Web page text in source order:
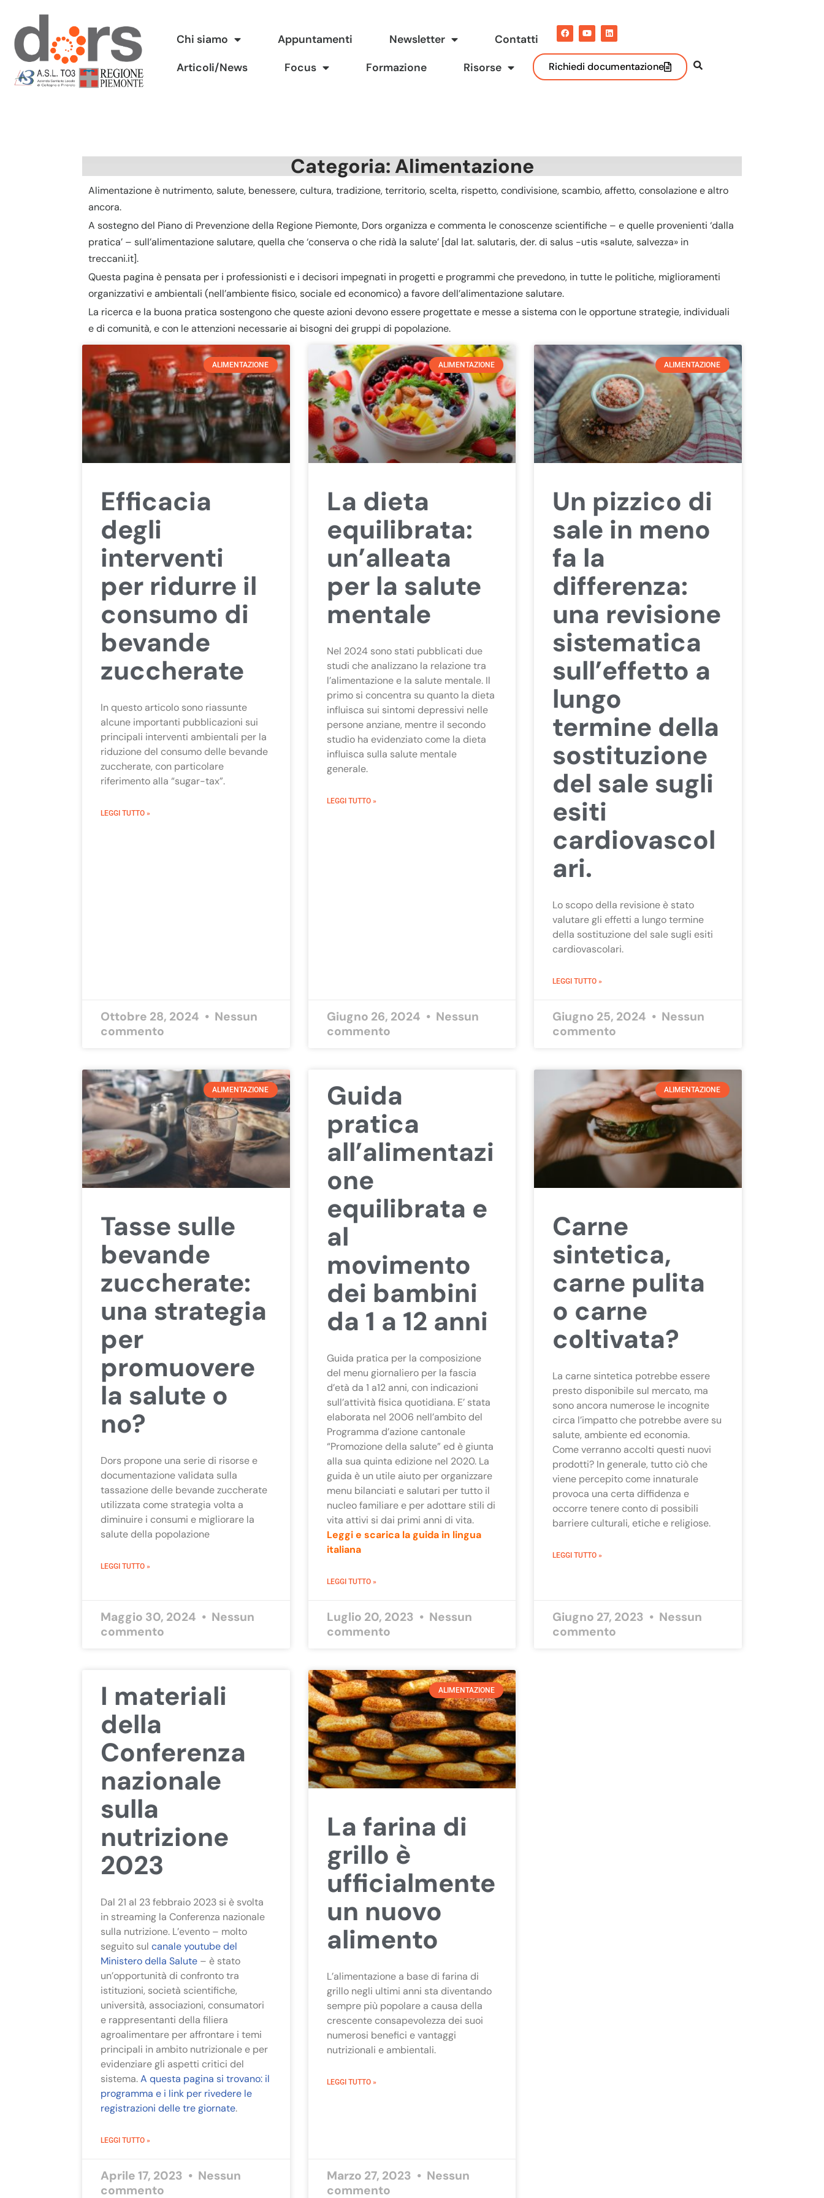
Vai
al
contenuto
Chi siamo Appuntamenti Newsletter Contatti
Articoli/News Focus Formazione Risorse Richiedi documentazione
Categoria: Alimentazione
Alimentazione è nutrimento, salute, benessere, cultura, tradizione, territorio, scelta, rispetto, condivisione, scambio, affetto, consolazione e altro
ancora.
A sostegno del Piano di Prevenzione della Regione Piemonte, Dors organizza e commenta le conoscenze scientifiche – e quelle provenienti ‘dalla
pratica’ – sull’alimentazione salutare, quella che ‘conserva o che ridà la salute’ [dal lat. salutaris, der. di salus -utis «salute, salvezza» in
treccani.it].
Questa pagina è pensata per i professionisti e i decisori impegnati in progetti e programmi che prevedono, in tutte le politiche, miglioramenti
organizzativi e ambientali (nell’ambiente fisico, sociale ed economico) a favore dell’alimentazione salutare.
La ricerca e la buona pratica sostengono che queste azioni devono essere progettate e messe a sistema con le opportune strategie, individuali
e di comunità, e con le attenzioni necessarie ai bisogni dei gruppi di popolazione.
ALIMENTAZIONE
Efficacia
degli
interventi
per ridurre il
consumo di
bevande
zuccherate
In questo articolo sono riassunte
alcune importanti pubblicazioni sui
principali interventi ambientali per la
riduzione del consumo delle bevande
zuccherate, con particolare
riferimento alla “sugar-tax”.
LEGGI TUTTO »
Ottobre 28, 2024
Nessun
commento
ALIMENTAZIONE
La dieta
equilibrata:
un’alleata
per la salute
mentale
Nel 2024 sono stati pubblicati due
studi che analizzano la relazione tra
l’alimentazione e la salute mentale. Il
primo si concentra su quanto la dieta
influisca sui sintomi depressivi nelle
persone anziane, mentre il secondo
studio ha evidenziato come la dieta
influisca sulla salute mentale
generale.
LEGGI TUTTO »
Giugno 26, 2024
Nessun
commento
ALIMENTAZIONE
Un pizzico di
sale in meno
fa la
differenza:
una revisione
sistematica
sull’effetto a
lungo
termine della
sostituzione
del sale sugli
esiti
cardiovascol
ari.
Lo scopo della revisione è stato
valutare gli effetti a lungo termine
della sostituzione del sale sugli esiti
cardiovascolari.
LEGGI TUTTO »
Giugno 25, 2024
Nessun
commento
ALIMENTAZIONE
Tasse sulle
bevande
zuccherate:
una strategia
per
promuovere
la salute o
no?
Dors propone una serie di risorse e
documentazione validata sulla
tassazione delle bevande zuccherate
utilizzata come strategia volta a
diminuire i consumi e migliorare la
salute della popolazione
LEGGI TUTTO »
Maggio 30, 2024
Nessun
commento
Guida
pratica
all’alimentazi
one
equilibrata e
al
movimento
dei bambini
da 1 a 12 anni
Guida pratica per la composizione
del menu giornaliero per la fascia
d’età da 1 a12 anni, con indicazioni
sull’attività fisica quotidiana. E’ stata
elaborata nel 2006 nell’ambito del
Programma d’azione cantonale
“Promozione della salute” ed è giunta
alla sua quinta edizione nel 2020. La
guida è un utile aiuto per organizzare
menu bilanciati e salutari per tutto il
nucleo familiare e per adottare stili di
vita attivi si dai primi anni di vita.
Leggi e scarica la guida in lingua
italiana
LEGGI TUTTO »
Luglio 20, 2023
Nessun
commento
ALIMENTAZIONE
Carne
sintetica,
carne pulita
o carne
coltivata?
La carne sintetica potrebbe essere
presto disponibile sul mercato, ma
sono ancora numerose le incognite
circa l’impatto che potrebbe avere su
salute, ambiente ed economia.
Come verranno accolti questi nuovi
prodotti? In generale, tutto ciò che
viene percepito come innaturale
provoca una certa diffidenza e
occorre tenere conto di possibili
barriere culturali, etiche e religiose.
LEGGI TUTTO »
Giugno 27, 2023
Nessun
commento
I materiali
della
Conferenza
nazionale
sulla
nutrizione
2023
Dal 21 al 23 febbraio 2023 si è svolta
in streaming la Conferenza nazionale
sulla nutrizione. L’evento – molto
seguito sulcanale youtube del
Ministero della Salute – è stato
un’opportunità di confronto tra
istituzioni, società scientifiche,
università, associazioni, consumatori
e rappresentanti della filiera
agroalimentare per affrontare i temi
principali in ambito nutrizionale e per
evidenziare gli aspetti critici del
sistema.A questa pagina si trovano: il
programma e i link per rivedere le
registrazioni delle tre giornate.
LEGGI TUTTO »
Aprile 17, 2023
Nessun
commento
ALIMENTAZIONE
La farina di
grillo è
ufficialmente
un nuovo
alimento
L’alimentazione a base di farina di
grillo negli ultimi anni sta diventando
sempre più popolare a causa della
crescente consapevolezza dei suoi
numerosi benefici e vantaggi
nutrizionali e ambientali.
LEGGI TUTTO »
Marzo 27, 2023
Nessun
commento